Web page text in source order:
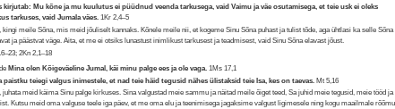
kirjutab: Mu kõne ja mu kuulutus ei püüdnud veenda tarkusega, vaid Vaimu ja väe osutamisega, et teie usk ei oleks
tarkuses, vaid Jumala väes.1Kr 2,4–5
kingi meile Sõna, mis meid jõuliselt kannaks. Kõnele meile nii, et kogeme Sinu Sõna puhast ja tulist tõde, aga ühtlasi ka selle Sõna
ja päästvat väge. Aita, et me ei otsiks lunastust inimlikust tarkusest ja teadmisest, vaid Sinu Sõna elavast jõust.
2Kn 2,1–18
Mina olen Kõigeväeline Jumal, käi minu palge ees ja ole vaga.1Ms 17,1
paistku teiegi valgus inimestele, et nad teie häid tegusid nähes ülistaksid teie Isa, kes on taevas. Mt 5,16
juhata meid käima Sinu palge kirkuses. Sina valgustad meie sammu ja näitad meile õiget teed, Sa juhid meie tegusid, meie tööd ja
Kutsu meid oma valguse teele iga päev, et me oma elu ja teenimisega jagaksime valgust ligimesele ning kogu maailmale